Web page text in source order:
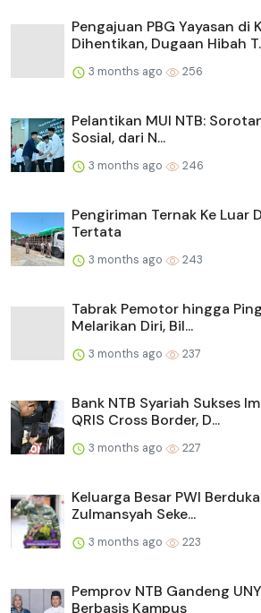
Pengajuan PBG Yayasan di
Dihentikan, Dugaan Hibah
3 months ago 256
Pelantikan MUI NTB:
Sosial, dari N...
3 months ago 246
Pengiriman Ternak Ke Luar
Tertata
3 months ago 243
Tabrak Pemotor hingga
Melarikan Diri, Bil...
3 months ago 237
Bank NTB Syariah Sukses
QRIS Cross Border, D...
3 months ago 227
Keluarga Besar PWI
Zulmansyah Seke...
3 months ago 223
Pemprov NTB Gandeng
Berbasis Kampus